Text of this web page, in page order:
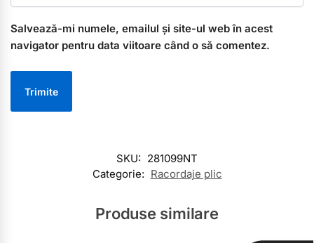
Salvează-mi numele, emailul și site-ul web în acest
navigator pentru data viitoare când o să comentez.
SKU: 281099NT
Categorie: Racordaje plic
Produse similare